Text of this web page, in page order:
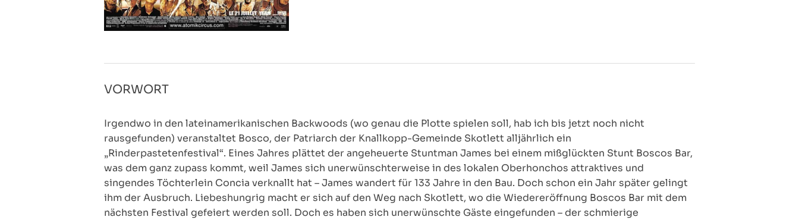
VORWORT
Irgendwo in den lateinamerikanischen Backwoods (wo genau die Plotte spielen soll, hab ich bis jetzt noch nicht
rausgefunden) veranstaltet Bosco, der Patriarch der Knallkopp-Gemeinde Skotlett alljährlich ein
„Rinderpastetenfestival“. Eines Jahres plättet der angeheuerte Stuntman James bei einem mißglückten Stunt Boscos Bar,
was dem ganz zupass kommt, weil James sich unerwünschterweise in des lokalen Oberhonchos attraktives und
singendes Töchterlein Concia verknallt hat – James wandert für 133 Jahre in den Bau. Doch schon ein Jahr später gelingt
ihm der Ausbruch. Liebeshungrig macht er sich auf den Weg nach Skotlett, wo die Wiedereröffnung Boscos Bar mit dem
nächsten Festival gefeiert werden soll. Doch es haben sich unerwünschte Gäste eingefunden – der schmierige